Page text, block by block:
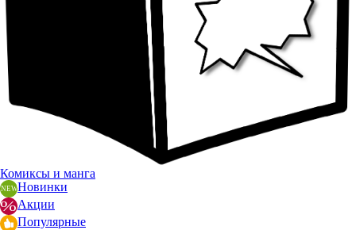
Комиксы и манга
Новинки
Акции
Популярные